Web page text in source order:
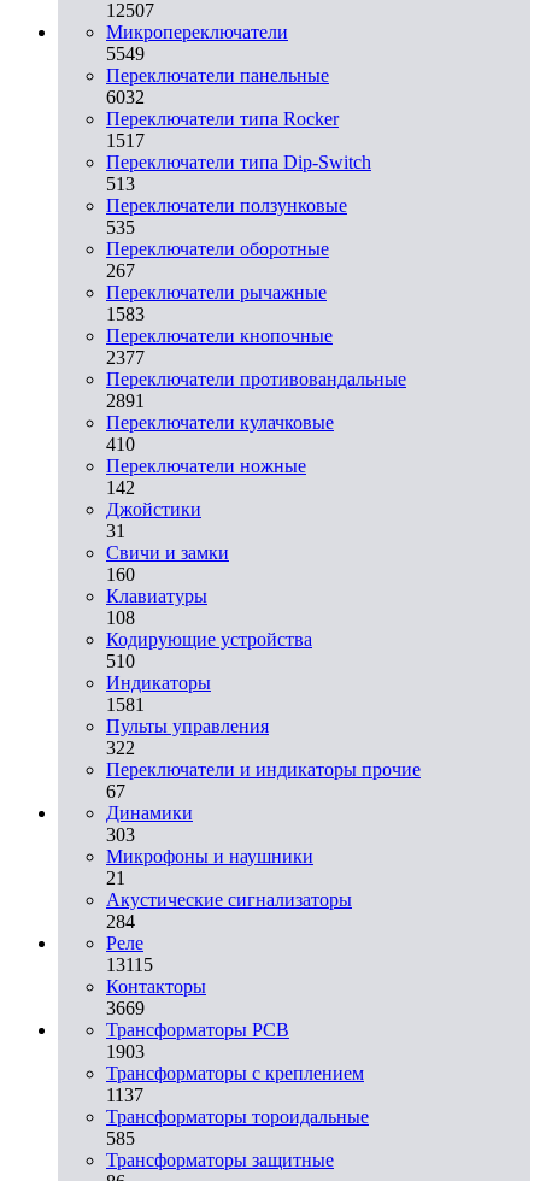
12507
Микропереключатели
5549
Переключатели панельные
6032
Переключатели типа Rocker
1517
Переключатели типа Dip-Switch
513
Переключатели ползунковые
535
Переключатели оборотные
267
Переключатели рычажные
1583
Переключатели кнопочные
2377
Переключатели противовандальные
2891
Переключатели кулачковые
410
Переключатели ножные
142
Джойстики
31
Свичи и замки
160
Клавиатуры
108
Кодирующие устройства
510
Индикаторы
1581
Пульты управления
322
Переключатели и индикаторы прочие
67
Динамики
303
Микрофоны и наушники
21
Акустические сигнализаторы
284
Реле
13115
Контакторы
3669
Трансформаторы PCB
1903
Трансформаторы с креплением
1137
Трансформаторы тороидальные
585
Трансформаторы защитные